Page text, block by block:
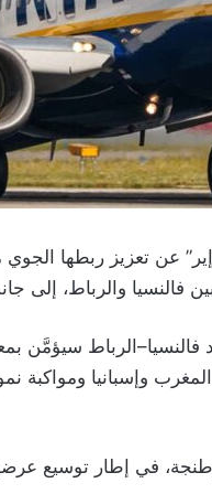
عن تعزيز ربطها
سيؤمَّن
وإسبانيا ومواكبة
في إطار توسيع